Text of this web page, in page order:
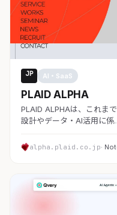
JP AI・SaaS
PLAID ALPHA
PLAID ALPHAは、これま
設計やデータ・AI活用に
alpha.plaid.co.jp·